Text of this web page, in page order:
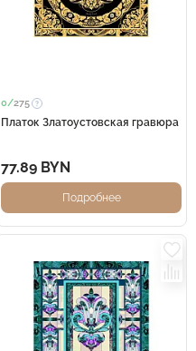
0/275
Платок Златоустовская гравюра
77.89 BYN
Подробнее